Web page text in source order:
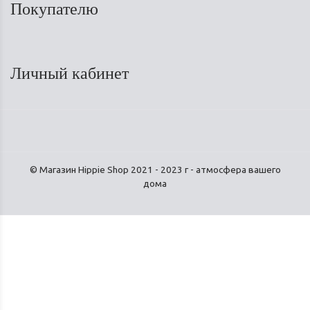
Покупателю
Личный кабинет
© Магазин Hippie Shop 2021 - 2023 г - атмосфера вашего
дома